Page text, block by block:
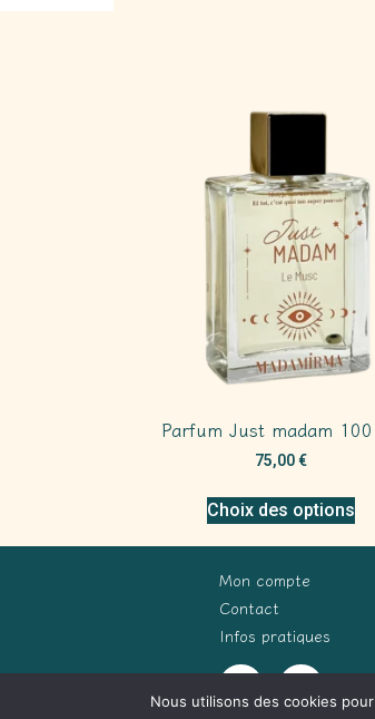
Parfum Just madam
75,00€
Choix des options
Mon compte
Contact
Infos pratiques
Nous utilisons des cookies